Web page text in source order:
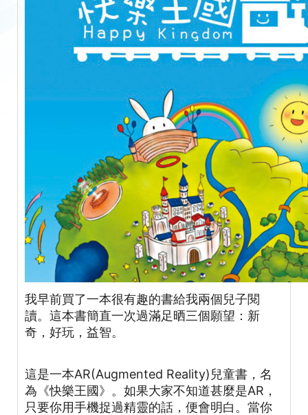
我早前買了一本很有趣的書給我兩個兒子閱
讀。這本書簡直一次過滿足晒三個願望：新
奇，好玩，益智。
這是一本AR(Augmented Reality)兒童書，名
為《快樂王國》。如果大家不知道甚麼是AR，
只要你用手機捉過精靈的話，便會明白。當你